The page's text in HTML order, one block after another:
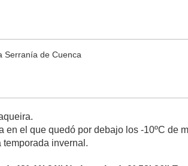
Serranía de Cuenca
el que quedó por debajo los -10ºC de
invernal.